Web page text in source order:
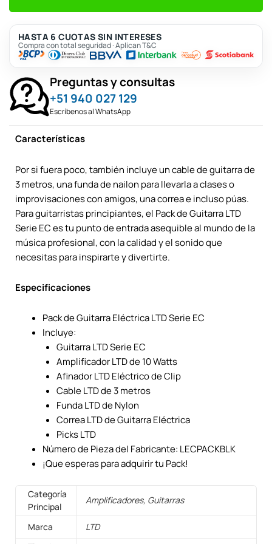
HASTA 6 CUOTAS SIN INTERESES
Compra con total seguridad · Aplican T&C
Preguntas y consultas
+51 940 027 129
Escríbenos al WhatsApp
Características
Por si fuera poco, también incluye un cable de guitarra de
3 metros, una funda de nailon para llevarla a clases o
improvisaciones con amigos, una correa e incluso púas.
Para guitarristas principiantes, el Pack de Guitarra LTD
Serie EC es tu punto de entrada asequible al mundo de la
música profesional, con la calidad y el sonido que
necesitas para inspirarte y divertirte.
Especificaciones
Pack de Guitarra Eléctrica LTD Serie EC
Incluye:
Guitarra LTD Serie EC
Amplificador LTD de 10 Watts
Afinador LTD Eléctrico de Clip
Cable LTD de 3 metros
Funda LTD de Nylon
Correa LTD de Guitarra Eléctrica
Picks LTD
Número de Pieza del Fabricante: LECPACKBLK
¡Que esperas para adquirir tu Pack!
Categoría
Principal
Amplificadores, Guitarras
Marca
LTD